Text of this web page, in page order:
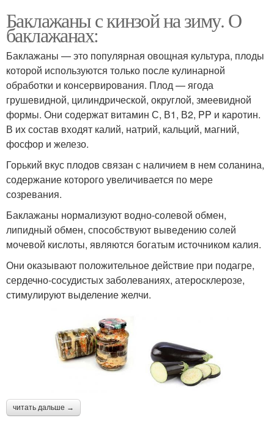
Баклажаны с кинзой на зиму. О
баклажанах:
Баклажаны — это популярная овощная культура, плоды
которой используются только после кулинарной
обработки и консервирования. Плод — ягода
грушевидной, цилиндрической, округлой, змеевидной
формы. Они содержат витамин С, В1, В2, PP и каротин.
В их состав входят калий, натрий, кальций, магний,
фосфор и железо.
Горький вкус плодов связан с наличием в нем соланина,
содержание которого увеличивается по мере
созревания.
Баклажаны нормализуют водно-солевой обмен,
липидный обмен, способствуют выведению солей
мочевой кислоты, являются богатым источником калия.
Они оказывают положительное действие при подагре,
сердечно-сосудистых заболеваниях, атеросклерозе,
стимулируют выделение желчи.
читать дальше →